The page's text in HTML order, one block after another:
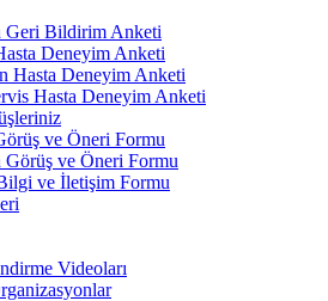
Geri Bildirim Anketi
Deneyim Anketi
Hasta Deneyim Anketi
Hasta Deneyim Anketi
ve Öneri Formu
Görüş ve Öneri Formu
ve İletişim Formu
Videoları